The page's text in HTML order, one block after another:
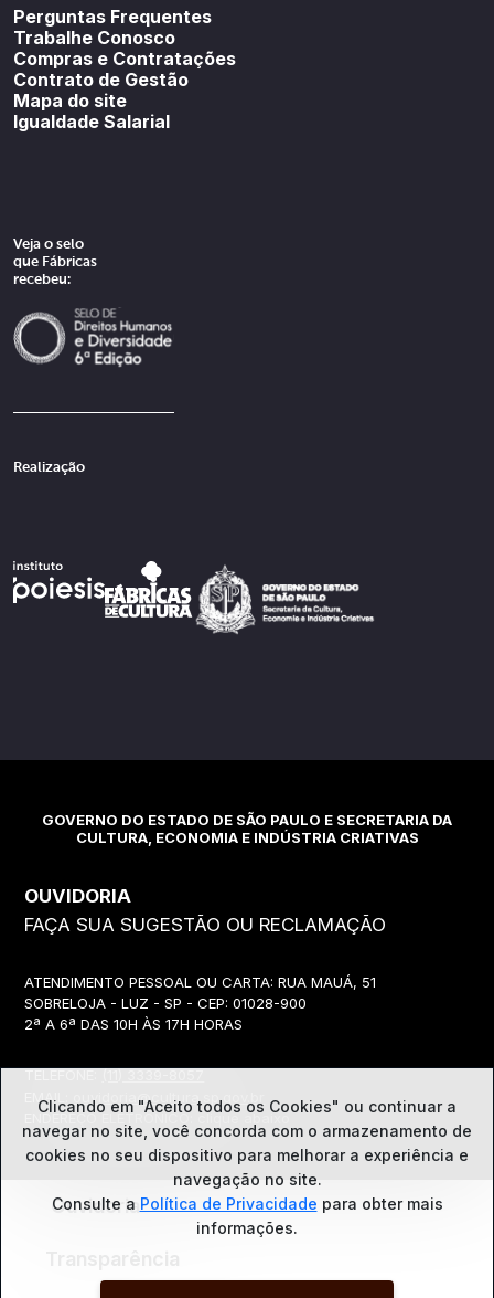
Perguntas Frequentes
Trabalhe Conosco
Compras e Contratações
Contrato de Gestão
Mapa do site
Igualdade Salarial
Veja o selo
que Fábricas
recebeu:
Realização
GOVERNO DO ESTADO DE SÃO PAULO E SECRETARIA DA
CULTURA, ECONOMIA E INDÚSTRIA CRIATIVAS
OUVIDORIA
FAÇA SUA SUGESTÃO OU RECLAMAÇÃO
ATENDIMENTO PESSOAL OU CARTA: RUA MAUÁ, 51
SOBRELOJA - LUZ - SP - CEP: 01028-900
2ª A 6ª DAS 10H ÀS 17H HORAS
EMAIL:
ouvidoria@cultura.sp.gov.br
ENDEREÇO ELETRÔNICO: clique abaixo
Ouvidoria
Clicando em "Aceito todos os Cookies" ou continuar a
navegar no site, você concorda com o armazenamento de
cookies no seu dispositivo para melhorar a experiência e
navegação no site.
Consulte a Política de Privacidade para obter mais
informações.